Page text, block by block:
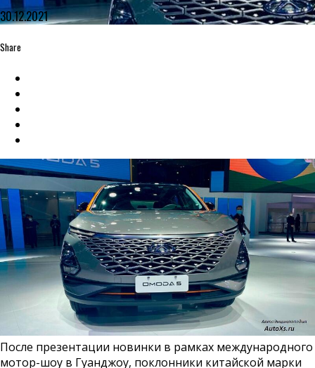
30.12.2021
Share
После презентации новинки в рамках международного
мотор-шоу в Гуанджоу, поклонники китайской марки